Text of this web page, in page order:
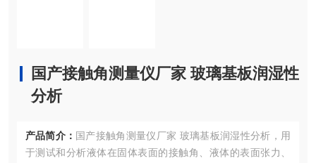
国产接触角测量仪厂家 玻璃基板润湿性
分析
产品简介： 国产接触角测量仪厂家 玻璃基板润湿性分析，用
于测试和分析液体在固体表面的接触角、液体的表面张力、